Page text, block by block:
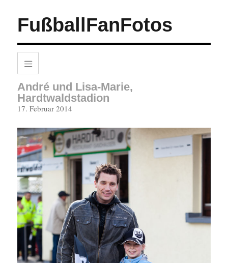
FußballFanFotos
André und Lisa-Marie,
Hardtwaldstadion
Veröffentlicht
17. Februar 2014